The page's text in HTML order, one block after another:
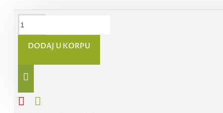
DODAJ U KORPU
Z+LUTEIN
30kom